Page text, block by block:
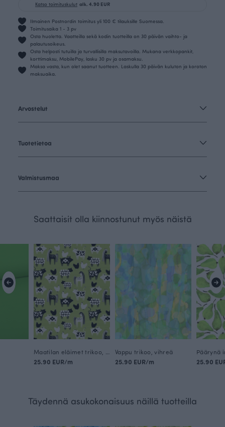
Katso toimituskulut alk. 4.90 EUR
Ilmainen Postnordin toimitus yli 100 € tilauksille Suomessa.
Toimitusaika 1 - 3 pv
Osta huoletta. Vaatteilla sekä kodin tuotteilla on 30 päivän vaihto- ja
palautusoikeus.
Osta helposti tutuilla ja turvallisilla maksutavoilla. Mukana verkkopankit,
korttimaksu, MobilePay, lasku 30 pv ja osamaksu.
Maksa vasta, kun olet saanut tuotteen. Laskulla 30 päivän kuluton ja koroton
maksuaika.
Arvostelut
Tuotetietoa
Valmistusmaa
Saattaisit olla kiinnostunut myös näistä
25.90 EUR/m
Vappu trikoo, vihreä
25.90 EUR/m 25.90
Täydennä asukokonaisuus näillä tuotteilla